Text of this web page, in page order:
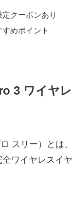
クーポンあり
めポイント
3 ワイヤ
スリー）とは
ワイヤレスイ